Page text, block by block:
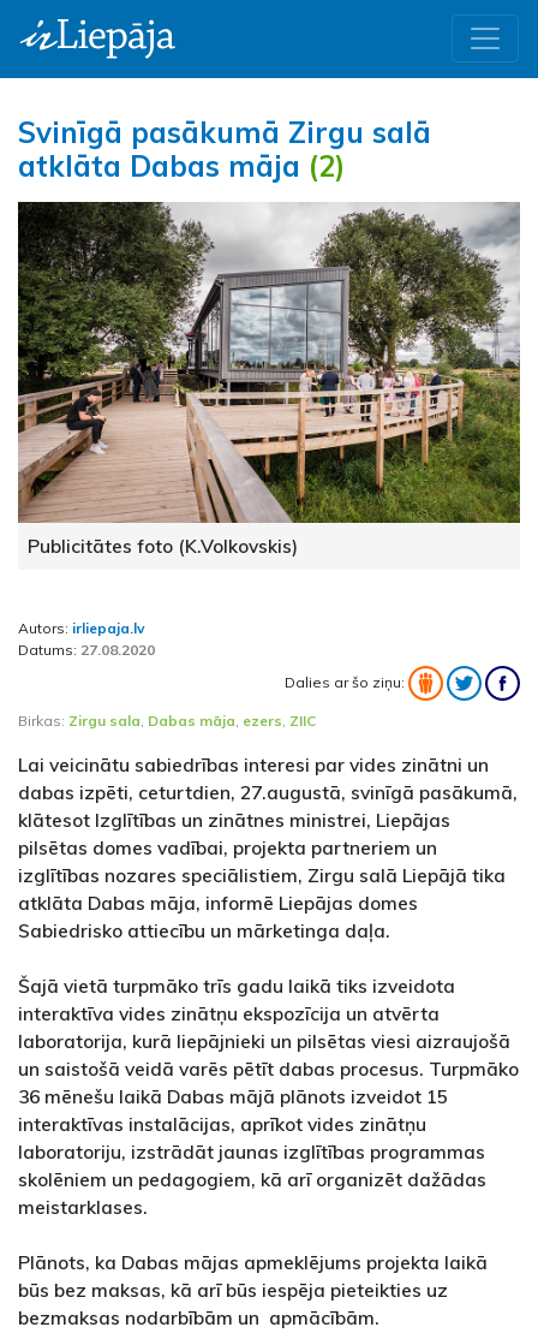
Svinīgā pasākumā Zirgu salā
atklāta Dabas māja (2)
Publicitātes foto (K.Volkovskis)
Autors: irliepaja.lv
Datums: 27.08.2020
Dalies ar šo ziņu:
Birkas: Zirgu sala Dabas māja ezers ZIIC
Lai veicinātu sabiedrības interesi par vides zinātni un
dabas izpēti, ceturtdien, 27.augustā, svinīgā pasākumā,
klātesot Izglītības un zinātnes ministrei, Liepājas
pilsētas domes vadībai, projekta partneriem un
izglītības nozares speciālistiem, Zirgu salā Liepājā tika
atklāta Dabas māja, informē Liepājas domes
Sabiedrisko attiecību un mārketinga daļa.
Šajā vietā turpmāko trīs gadu laikā tiks izveidota
interaktīva vides zinātņu ekspozīcija un atvērta
laboratorija, kurā liepājnieki un pilsētas viesi aizraujošā
un saistošā veidā varēs pētīt dabas procesus. Turpmāko
36 mēnešu laikā Dabas mājā plānots izveidot 15
interaktīvas instalācijas, aprīkot vides zinātņu
laboratoriju, izstrādāt jaunas izglītības programmas
skolēniem un pedagogiem, kā arī organizēt dažādas
meistarklases.
Plānots, ka Dabas mājas apmeklējums projekta laikā
būs bez maksas, kā arī būs iespēja pieteikties uz
bezmaksas nodarbībām un apmācībām.